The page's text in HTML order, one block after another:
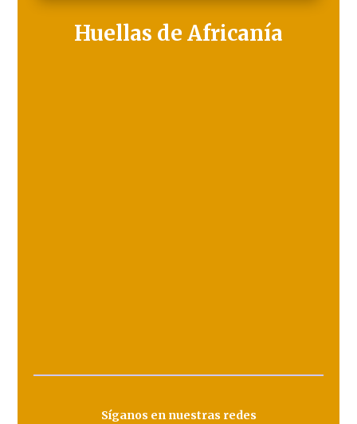
Huellas de Africanía
Síganos en nuestras redes